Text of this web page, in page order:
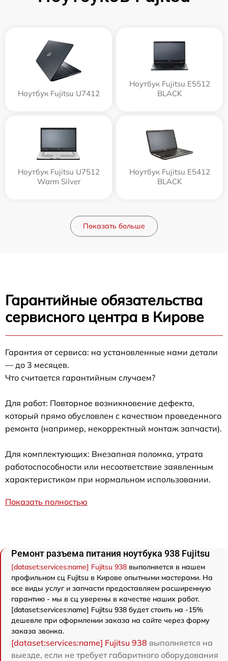
Ноутбук Fujitsu U7412
Ноутбук Fujitsu E5512
BLACK
Ноутбук Fujitsu U7512
Warm Silver
Ноутбук Fujitsu E5412
BLACK
Показать больше
Гарантийные обязательства
сервисного центра в Кирове
Гарантия от сервиса: на установленные нами детали
— до 3 месяцев.
Что считается гарантийным случаем?
Для работ: Повторное возникновение дефекта,
который прямо обусловлен с качеством проведенного
ремонта (например, некорректный монтаж запчасти).
Для комплектующих: Внезапная поломка, утрата
работоспособности или несоответствие заявленным
характеристикам при нормальном использовании.
Показать полностью
Ремонт разъема питания ноутбука 938 Fujitsu
[dataset:services:name] Fujitsu 938 выполняется в нашем
профильном сц Fujitsu в Кирове опытными мастерами. На
все виды услуг и запчасти предоставляем расширенную
гарантию - мы в сц уверены в качестве наших работ.
[dataset:services:name] Fujitsu 938 будет стоить на -15%
дешевле при оформлении заказа на сайте через форму
заказа звонка.
[dataset:services:name] Fujitsu 938 выполняется на
выезде, если не требует габаритного оборудования